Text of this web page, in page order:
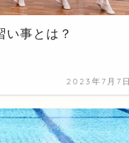
い事とは？
2023年7月7日